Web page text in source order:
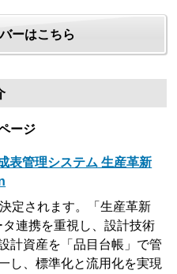
ーはこちら
ージ
表管理システム 生産革新
定されます。「生産革新
連携を重視し、設計技術
計資産を「品目台帳」で管
し、標準化と流用化を実現